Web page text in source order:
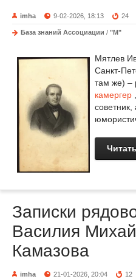
imha 9-02-2026, 18:13 24
База знаний Ассоциации / "М"
Мятлев
Санкт-
там же) –
камергер
советник,
Записки
Василия
Камазова
imha 21-01-2026, 20:04 12